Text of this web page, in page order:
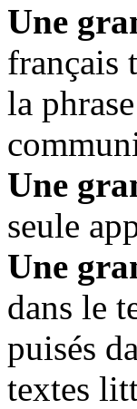
Une
français
la
Une
seule
Une
dans le
puisés
textes